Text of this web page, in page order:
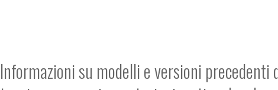
Informazioni su modelli e versioni precedenti